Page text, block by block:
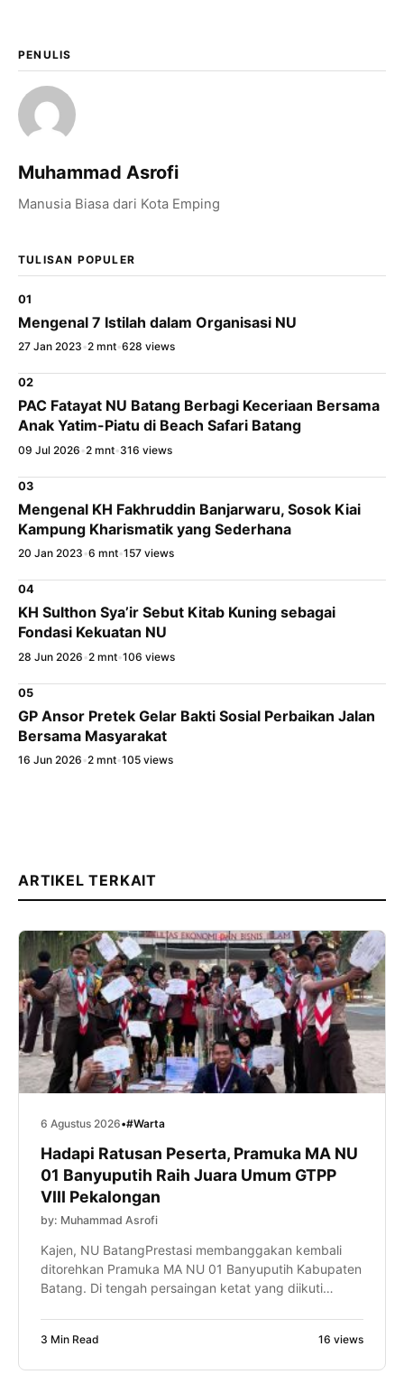
PENULIS
Muhammad Asrofi
Manusia Biasa dari Kota Emping
TULISAN POPULER
01
Mengenal 7 Istilah dalam Organisasi NU
27 Jan 2023 •2 mnt•628 views
02
PAC Fatayat NU Batang Berbagi Keceriaan Bersama
Anak Yatim-Piatu di Beach Safari Batang
09 Jul 2026 •2 mnt•316 views
03
Mengenal KH Fakhruddin Banjarwaru, Sosok Kiai
Kampung Kharismatik yang Sederhana
20 Jan 2023 •6 mnt•157 views
04
KH Sulthon Sya’ir Sebut Kitab Kuning sebagai
Fondasi Kekuatan NU
28 Jun 2026 •2 mnt•106 views
05
GP Ansor Pretek Gelar Bakti Sosial Perbaikan Jalan
Bersama Masyarakat
16 Jun 2026 •2 mnt•105 views
ARTIKEL TERKAIT
6 Agustus 2026•#Warta
Hadapi Ratusan Peserta, Pramuka MA NU
01 Banyuputih Raih Juara Umum GTPP
VIII Pekalongan
by: Muhammad Asrofi
Kajen, NU BatangPrestasi membanggakan kembali
ditorehkan Pramuka MA NU 01 Banyuputih Kabupaten
Batang. Di tengah persaingan ketat yang diikuti
Gugusdepan Batang 15.067-15.068 berhasil keluar
3 Min Read 16 views
WhatsApp
X / Twitter
Facebook
LinkedIn